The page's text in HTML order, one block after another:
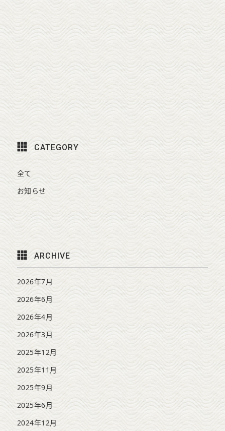
CATEGORY
全て
お知らせ
ARCHIVE
2026年7月
2026年6月
2026年4月
2026年3月
2025年12月
2025年11月
2025年9月
2025年6月
2024年12月